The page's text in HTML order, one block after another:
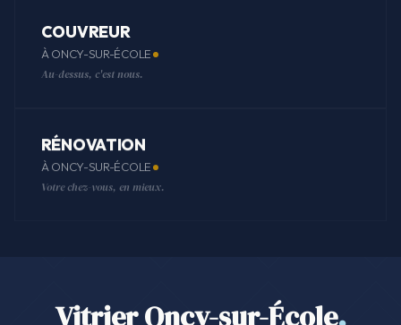
COUVREUR
À ONCY-SUR-ÉCOLE
Au-dessus, c'est nous.
RÉNOVATION
À ONCY-SUR-ÉCOLE
Votre chez-vous, en mieux.
Vitrier Oncy-sur-École.